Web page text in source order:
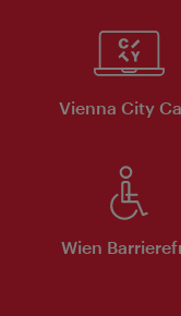
Vienna City
Wien